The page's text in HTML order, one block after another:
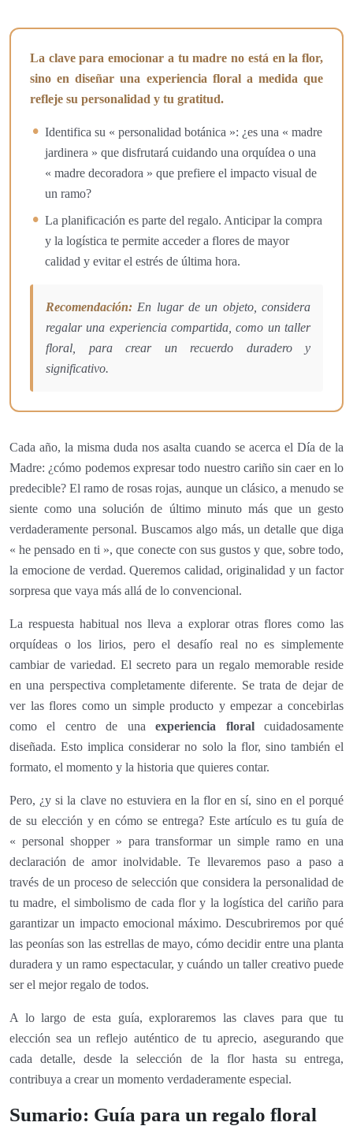
La clave para emocionar a tu madre no está en la flor,
sino en diseñar una experiencia floral a medida que
refleje su personalidad y tu gratitud.
Identifica su « personalidad botánica »: ¿es una « madre
jardinera » que disfrutará cuidando una orquídea o una
« madre decoradora » que prefiere el impacto visual de
un ramo?
La planificación es parte del regalo. Anticipar la compra
y la logística te permite acceder a flores de mayor
calidad y evitar el estrés de última hora.
Recomendación: En lugar de un objeto, considera
regalar una experiencia compartida, como un taller
floral, para crear un recuerdo duradero y
significativo.
Cada año, la misma duda nos asalta cuando se acerca el Día de la
Madre: ¿cómo podemos expresar todo nuestro cariño sin caer en lo
predecible? El ramo de rosas rojas, aunque un clásico, a menudo se
siente como una solución de último minuto más que un gesto
verdaderamente personal. Buscamos algo más, un detalle que diga
« he pensado en ti », que conecte con sus gustos y que, sobre todo,
la emocione de verdad. Queremos calidad, originalidad y un factor
sorpresa que vaya más allá de lo convencional.
La respuesta habitual nos lleva a explorar otras flores como las
orquídeas o los lirios, pero el desafío real no es simplemente
cambiar de variedad. El secreto para un regalo memorable reside
en una perspectiva completamente diferente. Se trata de dejar de
ver las flores como un simple producto y empezar a concebirlas
como el centro de unaexperiencia floralcuidadosamente
diseñada. Esto implica considerar no solo la flor, sino también el
formato, el momento y la historia que quieres contar.
Pero, ¿y si la clave no estuviera en la flor en sí, sino en el porqué
de su elección y en cómo se entrega? Este artículo es tu guía de
« personal shopper » para transformar un simple ramo en una
declaración de amor inolvidable. Te llevaremos paso a paso a
través de un proceso de selección que considera la personalidad de
tu madre, el simbolismo de cada flor y la logística del cariño para
garantizar un impacto emocional máximo. Descubriremos por qué
las peonías son las estrellas de mayo, cómo decidir entre una planta
duradera y un ramo espectacular, y cuándo un taller creativo puede
ser el mejor regalo de todos.
A lo largo de esta guía, exploraremos las claves para que tu
elección sea un reflejo auténtico de tu aprecio, asegurando que
cada detalle, desde la selección de la flor hasta su entrega,
contribuya a crear un momento verdaderamente especial.
Sumario: Guía para un regalo floral